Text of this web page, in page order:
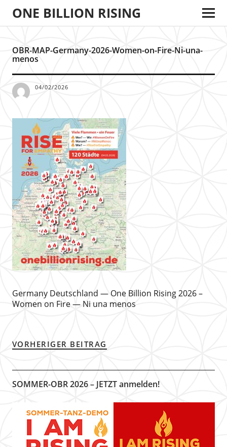
ONE BILLION RISING
OBR-MAP-Germany-2026-Women-on-Fire-Ni-una-
menos
04/02/2026
Germany Deutschland — One Billion Rising 2026 –
Women on Fire — Ni una menos
VORHERIGER BEITRAG
SOMMER-OBR 2026 – JETZT anmelden!